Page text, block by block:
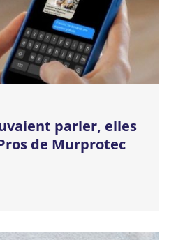
parler, elles
de Murprotec